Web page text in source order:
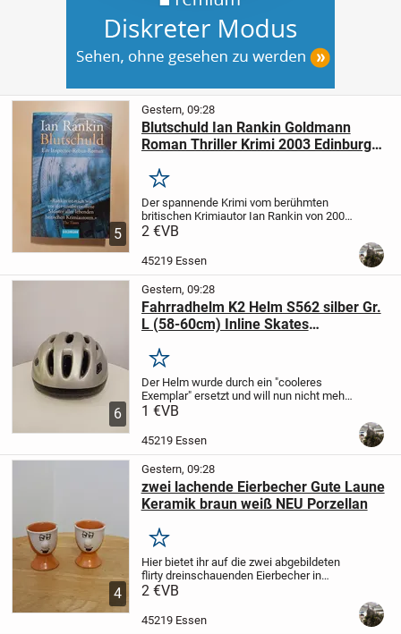
5
Gestern, 09:28
Blutschuld Ian Rankin Goldmann
Roman Thriller Krimi 2003 Edinburgh
Merken
Der spannende Krimi vom berühmten
britischen Krimiautor Ian Rankin von 2003
ist genau das richtige für verregnete
zusätzlichen Charme durch leicht
2 €VB
45219 Essen
6
Gestern, 09:28
Fahrradhelm K2 Helm S562 silber Gr.
L (58-60cm) Inline Skates
Merken
Der Helm wurde durch ein "cooleres
Exemplar" ersetzt und will nun nicht mehr
getragen werden. :D
sturz- und unfallfrei, voll in Takt und hat
1 €VB
45219 Essen
4
Gestern, 09:28
zwei lachende Eierbecher Gute Laune
Keramik braun weiß NEU Porzellan
Merken
Hier bietet ihr auf die zwei abgebildeten
flirty dreinschauenden Eierbecher in
universellen Farben aus braun-orange und
mit ihrer guten Laune verführerisch...
2 €VB
45219 Essen